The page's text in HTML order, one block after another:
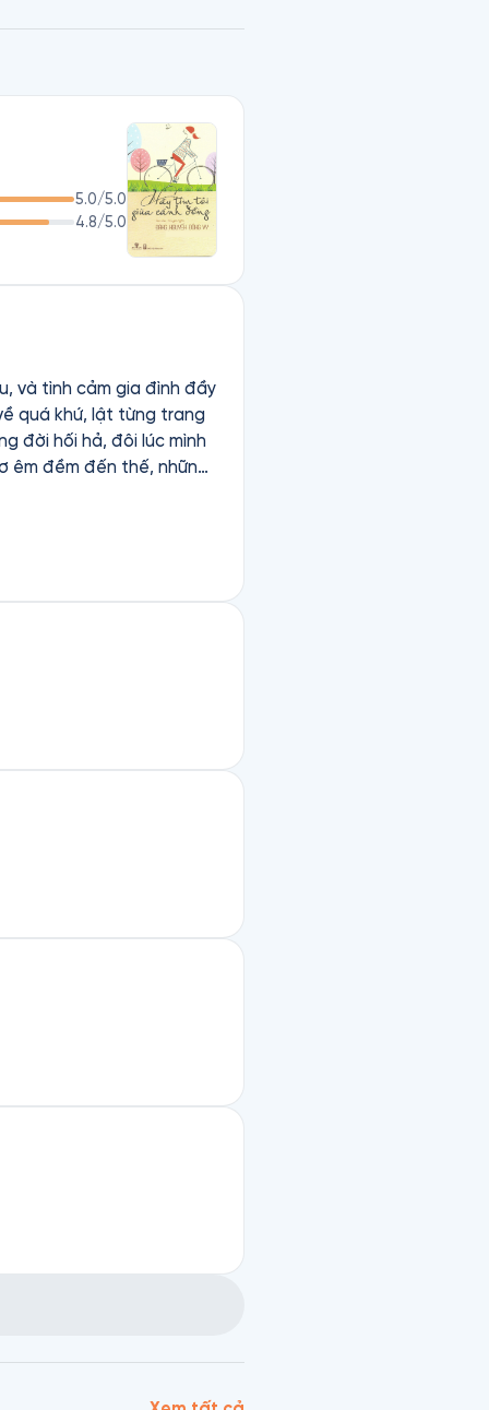
vụn vặt, chắt chiu từng kỷ
nghe, rồi trải lòng về cảm
thương đong đầy, không
lúc lâu để suy ngẫm, thấm
5.0/5.0
4.8/5.0
và tình cảm gia đình đầy
quá khứ, lật từng trang
đời hối hả, đôi lúc mình
êm đềm đến thế, những